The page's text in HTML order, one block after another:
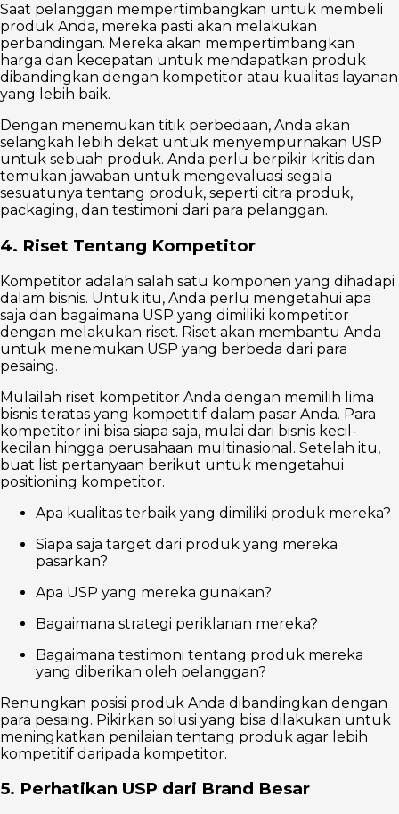
Saat pelanggan mempertimbangkan untuk membeli
produk Anda, mereka pasti akan melakukan
perbandingan. Mereka akan mempertimbangkan
harga dan kecepatan untuk mendapatkan produk
dibandingkan dengan kompetitor atau kualitas layanan
yang lebih baik.
Dengan menemukan titik perbedaan, Anda akan
selangkah lebih dekat untuk menyempurnakan USP
untuk sebuah produk. Anda perlu berpikir kritis dan
temukan jawaban untuk mengevaluasi segala
sesuatunya tentang produk, seperti citra produk,
packaging, dan testimoni dari para pelanggan.
4. Riset Tentang Kompetitor
Kompetitor adalah salah satu komponen yang dihadapi
dalam bisnis. Untuk itu, Anda perlu mengetahui apa
saja dan bagaimana USP yang dimiliki kompetitor
dengan melakukan riset. Riset akan membantu Anda
untuk menemukan USP yang berbeda dari para
pesaing.
Mulailah riset kompetitor Anda dengan memilih lima
bisnis teratas yang kompetitif dalam pasar Anda. Para
kompetitor ini bisa siapa saja, mulai dari bisnis kecil-
kecilan hingga perusahaan multinasional. Setelah itu,
buat list pertanyaan berikut untuk mengetahui
positioning kompetitor.
Apa kualitas terbaik yang dimiliki produk mereka?
Siapa saja target dari produk yang mereka
pasarkan?
Apa USP yang mereka gunakan?
Bagaimana strategi periklanan mereka?
Bagaimana testimoni tentang produk mereka
yang diberikan oleh pelanggan?
Renungkan posisi produk Anda dibandingkan dengan
para pesaing. Pikirkan solusi yang bisa dilakukan untuk
meningkatkan penilaian tentang produk agar lebih
kompetitif daripada kompetitor.
5. Perhatikan USP dari Brand Besar